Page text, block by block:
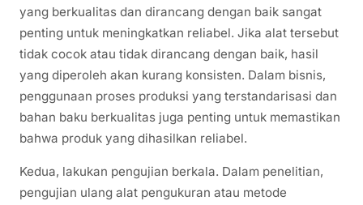
yang berkualitas dan dirancang dengan baik sangat
penting untuk meningkatkan reliabel. Jika alat tersebut
tidak cocok atau tidak dirancang dengan baik, hasil
yang diperoleh akan kurang konsisten. Dalam bisnis,
penggunaan proses produksi yang terstandarisasi dan
bahan baku berkualitas juga penting untuk memastikan
bahwa produk yang dihasilkan reliabel.
Kedua, lakukan pengujian berkala. Dalam penelitian,
pengujian ulang alat pengukuran atau metode